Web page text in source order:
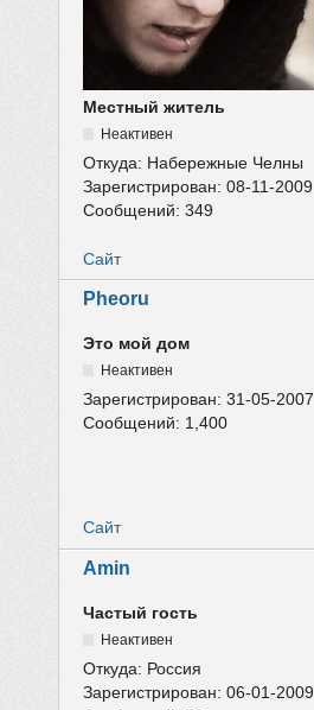
Местный житель
Неактивен
Откуда: Набережные Челны
Зарегистрирован:08-11-2009
Сообщений:349
Сайт
Pheoru
Это мой дом
Неактивен
Зарегистрирован:31-05-2007
Сообщений: 1,400
Сайт
Amin
Частый гость
Неактивен
Откуда: Россия
Зарегистрирован:06-01-2009